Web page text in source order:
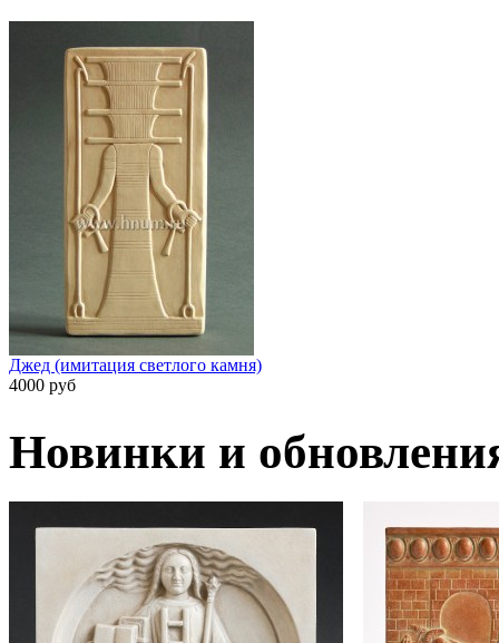
Джед (имитация светлого камня)
4000 руб
Новинки и